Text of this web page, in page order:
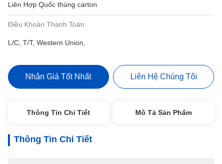
Liên Hợp Quốc thùng carton
Điều Khoản Thanh Toán:
L/C, T/T, Western Union,
Nhận Giá Tốt Nhất Liên Hệ Chúng Tôi
Thông Tin Chi Tiết Mô Tả Sản Phẩm
Thông Tin Chi Tiết